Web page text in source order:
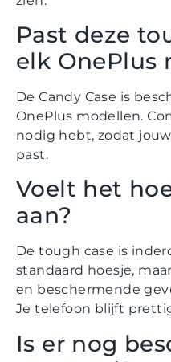
Past deze
elk OnePlus
De Candy Case is
OnePlus modellen.
nodig hebt, zodat
past.
Voelt het
aan?
De tough case is
standaard hoesje,
en beschermende
Je telefoon blijft
Is er nog